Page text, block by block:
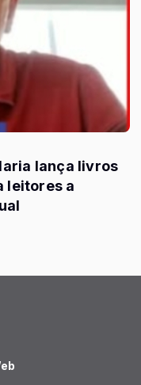
lança livros
leitores a